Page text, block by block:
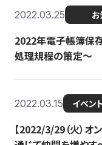
2022.03.25
2022年電子帳簿保
処理規程の策定～
2022.03.15 イベン
【2022/3/29（火）オ